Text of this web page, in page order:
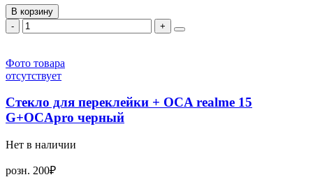
В корзину
-
+
Фото товара
отсутствует
Стекло для переклейки + OCA realme 15
G+OCApro черный
Нет в наличии
розн. 200₽